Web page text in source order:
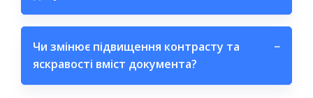
Чи змінює підвищення контрасту та
яскравості вміст документа?
−